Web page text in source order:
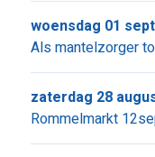
Als mantelzorger
woensdag 01
Rommelmarkt
zaterdag 28